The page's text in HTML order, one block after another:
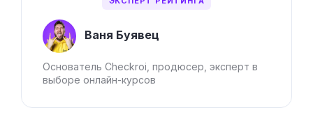
Ваня Буявец
Основатель Checkroi, продюсер, эксперт в
выборе онлайн-курсов